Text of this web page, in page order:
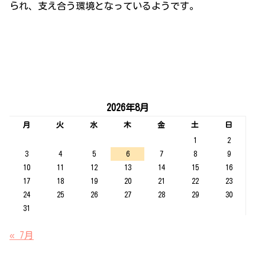
られ、支え合う環境となっているようです。
2026年8月
月 火 水 木 金 土
日
1
2
3
4 5 6 7 8
9
10
11 12 13 14 15
16
17
18 19 20 21 22
23
24
25 26 27 28 29
30
31
« 7月